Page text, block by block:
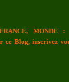
MONDE
ce Blog, inscrivez